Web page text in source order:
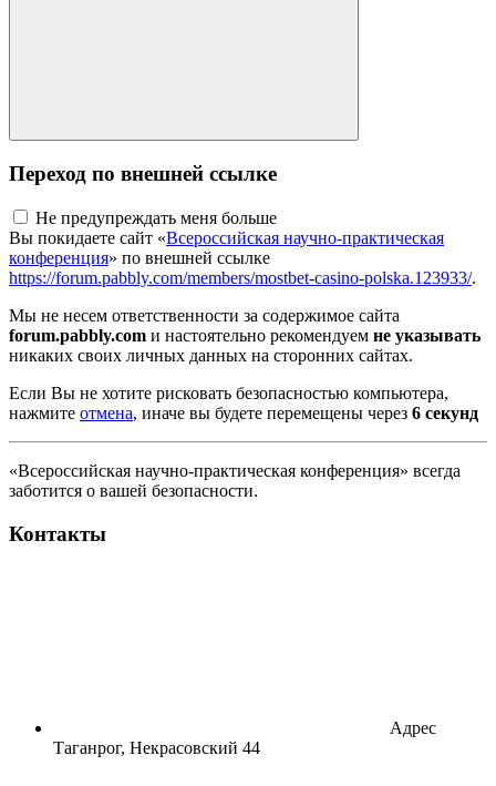
Переход по внешней ссылке
Не предупреждать меня больше
Вы покидаете сайт «Всероссийская научно-практическая
конференция» по внешней ссылке
https://forum.pabbly.com/members/mostbet-casino-polska.123933/.
Мы не несем ответственности за содержимое сайта
forum.pabbly.com и настоятельно рекомендуем не указывать
никаких своих личных данных на сторонних сайтах.
Если Вы не хотите рисковать безопасностью компьютера,
нажмите отмена, иначе вы будете перемещены через 6 секунд
«Всероссийская научно-практическая конференция» всегда
заботится о вашей безопасности.
Контакты
Адрес
Таганрог, Некрасовский 44